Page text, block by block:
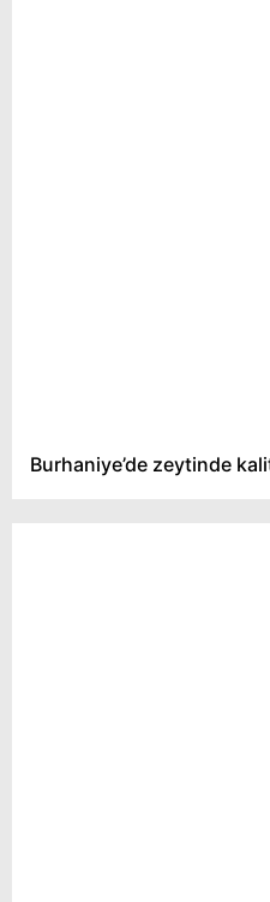
Burhaniye’de zeytinde